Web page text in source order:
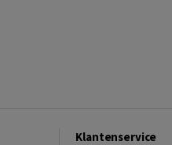
Klantenservice